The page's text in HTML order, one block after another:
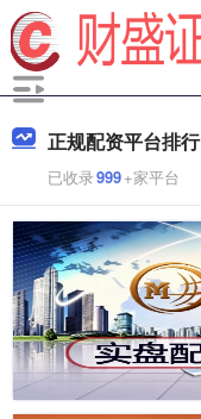
正规配资平台排行
已收录999+家平台